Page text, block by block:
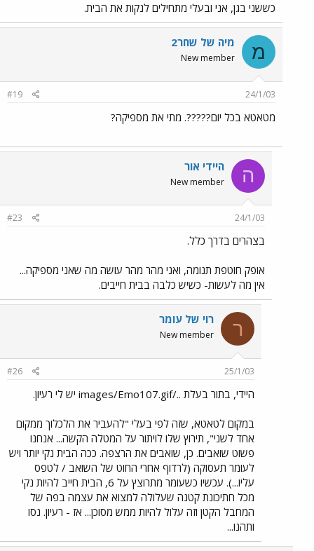
כששני בגן, אני ובעלי מתחילים לנקות את הבית.
מ מיה של שחר2
New member
24/1/03
#19
מטאטא בכל יום?????. מתי את מספיקה?
ה היידי אור
New member
24/1/03
#23
בצהרים בדרך כלל.
אופק חוטפת תנומה, ואני מהר מהר עושה מה שאני מספיקה...
אין מה לעשות- כשיש כלבה בבית חייבים.
ר רוי של עומר
New member
25/1/03
#26
היידי, בתור בעלת ../images/Emo107.gif יש לי רעיון.
במקום לטאטא, שזה לפי בעלי "להעביר את הלכלוך ממקום
אחד לשני", תירוץ שלו לויתור על המטלה הקשה... אנחנו
פשוט שואבים. כן, שואבים את הרצפה. ככה הבית נקי יותר ויש
לעומר תעסוקה (לרדוף אחרי החוט של השואב / לטפס
עליו...). עכשיו כשעומר מתרוצץ על 6, הבית חייב להיות נקי
מכל חתיכונת קטנה שעלולה למצוא את עצמה בפה של
המחבל הקטן וזה עלול להיות ממש מסוכן... אז - רעיון. נסו
ותהנו...